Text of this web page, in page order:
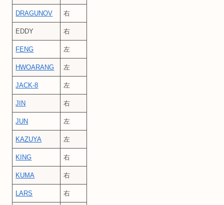
DRAGUNOV 右
EDDY 右
FENG 左
HWOARANG 左
JACK-8 左
JIN 右
JUN 左
KAZUYA 左
KING 右
KUMA 右
LARS 右